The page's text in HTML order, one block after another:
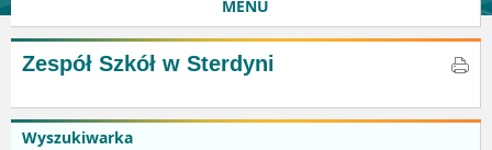
MENU
Wyszukiwarka
Zespół Szkół w Sterdyni